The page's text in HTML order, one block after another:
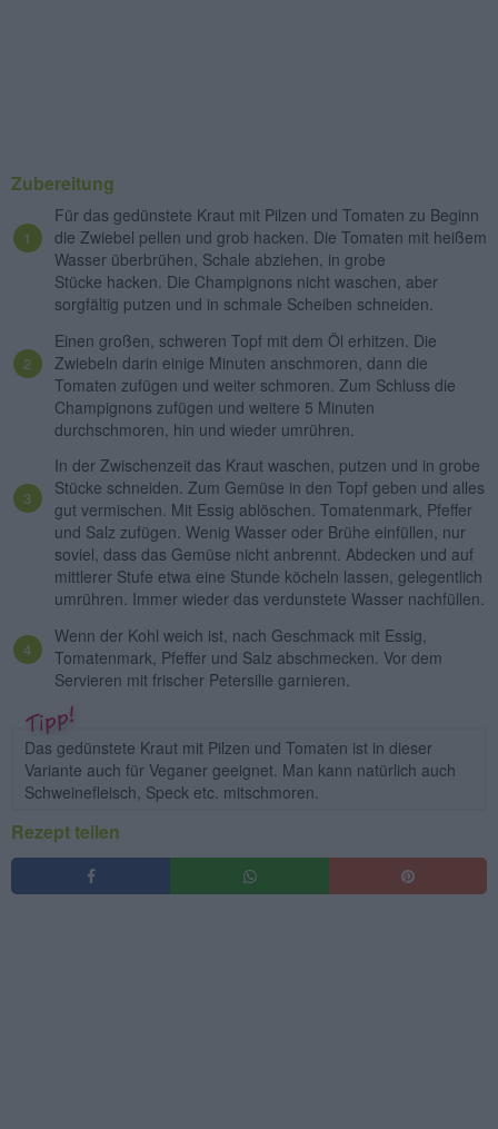
Zubereitung
Für das gedünstete Kraut mit Pilzen und Tomaten zu Beginn
die Zwiebel pellen und grob hacken. Die Tomaten mit heißem
Wasser überbrühen, Schale abziehen, in grobe
Stücke hacken. Die Champignons nicht waschen, aber
sorgfältig putzen und in schmale Scheiben schneiden.
Einen großen, schweren Topf mit dem Öl erhitzen. Die
Zwiebeln darin einige Minuten anschmoren, dann die
Tomaten zufügen und weiter schmoren. Zum Schluss die
Champignons zufügen und weitere 5 Minuten
durchschmoren, hin und wieder umrühren.
In der Zwischenzeit das Kraut waschen, putzen und in grobe
Stücke schneiden. Zum Gemüse in den Topf geben und alles
gut vermischen. Mit Essig ablöschen. Tomatenmark, Pfeffer
und Salz zufügen. Wenig Wasser oder Brühe einfüllen, nur
soviel, dass das Gemüse nicht anbrennt. Abdecken und auf
mittlerer Stufe etwa eine Stunde köcheln lassen, gelegentlich
umrühren. Immer wieder das verdunstete Wasser nachfüllen.
Wenn der Kohl weich ist, nach Geschmack mit Essig,
Tomatenmark, Pfeffer und Salz abschmecken. Vor dem
Servieren mit frischer Petersilie garnieren.
Das gedünstete Kraut mit Pilzen und Tomaten ist in dieser
Variante auch für Veganer geeignet. Man kann natürlich auch
Schweinefleisch, Speck etc. mitschmoren.
Rezept teilen